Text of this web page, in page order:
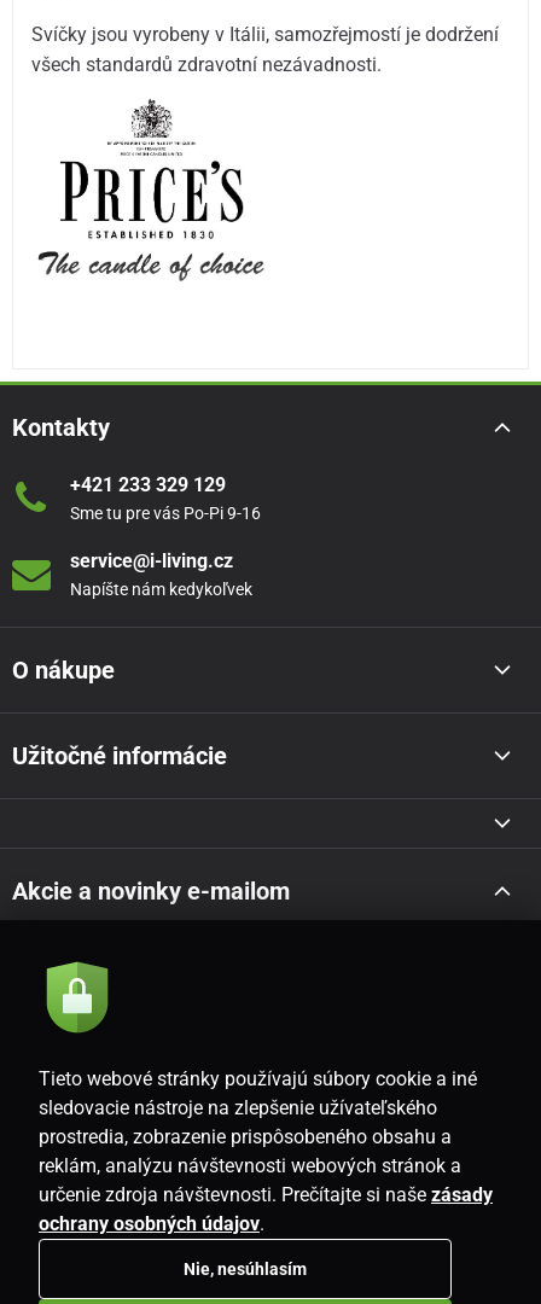
Svíčky jsou vyrobeny v Itálii, samozřejmostí je dodržení
všech standardů zdravotní nezávadnosti.
Kontakty
+421 233 329 129
Sme tu pre vás Po-Pi 9-16
service@i-living.cz
Napíšte nám kedykoľvek
O nákupe
Užitočné informácie
Akcie a novinky e-mailom
Súhlasím so
SK
Tieto webové stránky používajú súbory cookie a iné
sledovacie nástroje na zlepšenie užívateľského
prostredia, zobrazenie prispôsobeného obsahu a
reklám, analýzu návštevnosti webových stránok a
určenie zdroja návštevnosti. Prečítajte si naše zásady
ochrany osobných údajov.
Nie, nesúhlasím